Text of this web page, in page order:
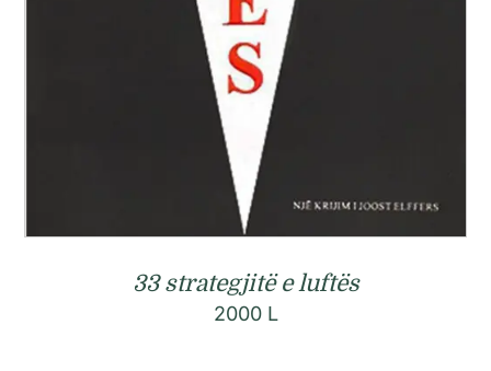
33 strategjitë e luftës
2000 L